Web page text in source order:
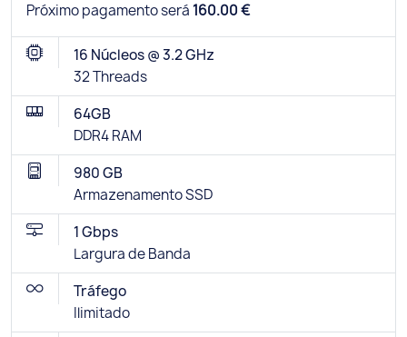
Próximo pagamento será 160.00 €
16 Núcleos @ 3.2 GHz
32 Threads
64GB
DDR4 RAM
980 GB
Armazenamento SSD
1 Gbps
Largura de Banda
Tráfego
Ilimitado